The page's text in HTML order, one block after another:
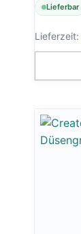
Lieferbar
Lieferzeit: